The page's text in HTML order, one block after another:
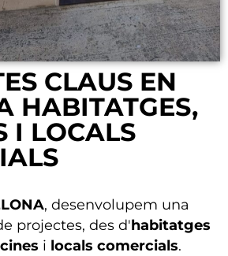
CLAUS EN
HABITATGES,
I LOCALS
, desenvolupem una
projectes, des d'habitatges
i locals comercials.